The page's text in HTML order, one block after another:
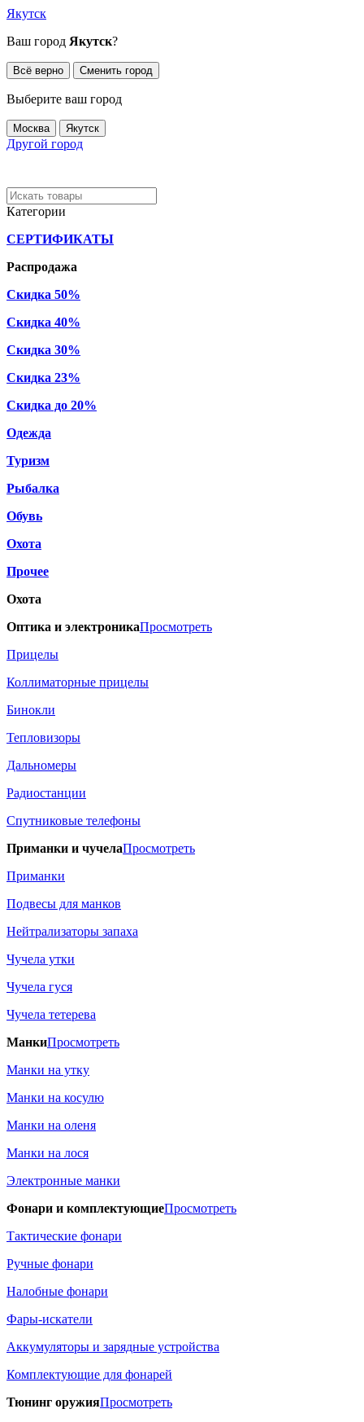
Якутск
Ваш город Якутск?
Всё верно Сменить город
Выберите ваш город
Москва Якутск
Другой город
Категории
СЕРТИФИКАТЫ
Распродажа
Скидка 50%
Скидка 40%
Скидка 30%
Скидка 23%
Скидка до 20%
Одежда
Туризм
Рыбалка
Обувь
Охота
Прочее
Охота
Оптика и электроникаПросмотреть
Прицелы
Коллиматорные прицелы
Бинокли
Тепловизоры
Дальномеры
Радиостанции
Спутниковые телефоны
Приманки и чучелаПросмотреть
Приманки
Подвесы для манков
Нейтрализаторы запаха
Чучела утки
Чучела гуся
Чучела тетерева
МанкиПросмотреть
Манки на утку
Манки на косулю
Манки на оленя
Манки на лося
Электронные манки
Фонари и комплектующиеПросмотреть
Тактические фонари
Ручные фонари
Налобные фонари
Фары-искатели
Аккумуляторы и зарядные устройства
Комплектующие для фонарей
Тюнинг оружияПросмотреть